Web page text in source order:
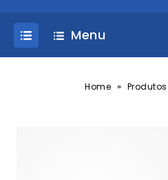
Menu
Home » Produtos